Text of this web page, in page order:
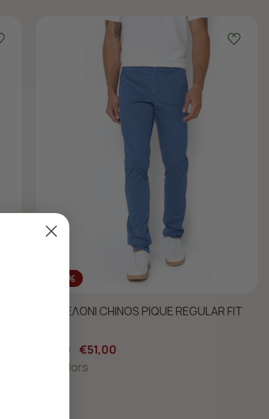
-40%
ΠΑΝΤΕΛΟΝΙ CHINOS PIQUE REGULAR FIT
€85,00 €51,00
+ 2 Colors